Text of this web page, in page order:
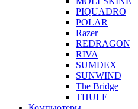
PIQUADRO
POLAR
Razer
REDRAGON
RIVA
SUMDEX
SUNWIND
The Bridge
THULE